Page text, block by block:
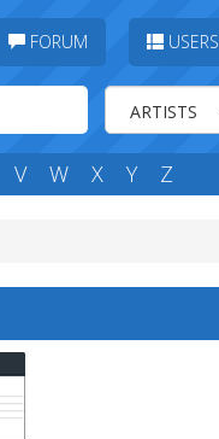
FORUM USERS
V W X Y Z